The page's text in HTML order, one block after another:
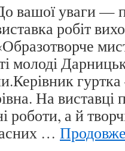
вашої уваги —
робіт
молоді
На виставці
роботи, а й
…